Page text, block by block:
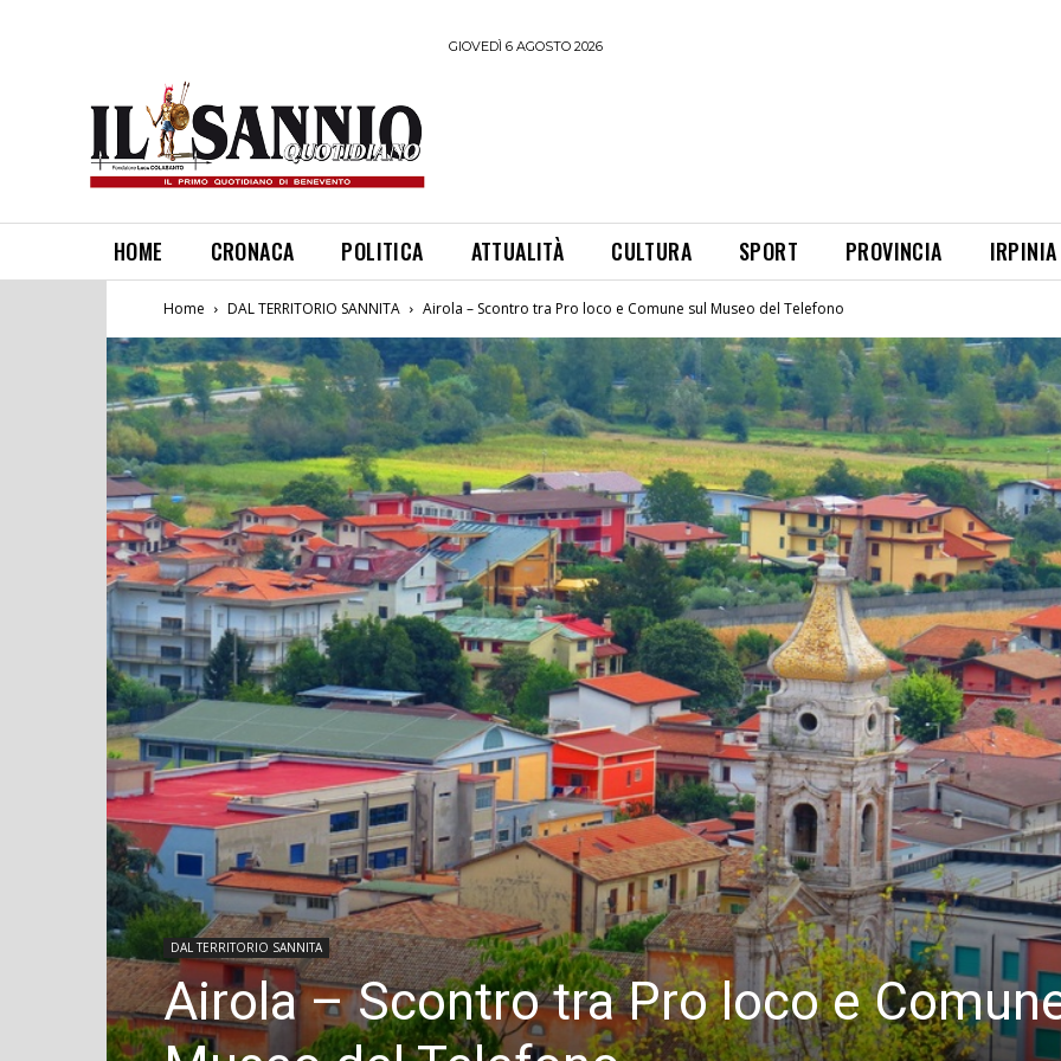
GIOVEDÌ 6 AGOSTO 2026
HOME CRONACA POLITICA ATTUALITÀ CULTURA SPORT PROVINCIA IRPINIA
Home DAL TERRITORIO SANNITA Airola – Scontro tra Pro loco e Comune sul Museo del Telefono
DAL TERRITORIO SANNITA
Airola – Scontro tra Pro loco e